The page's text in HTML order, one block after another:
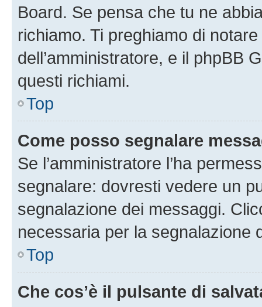
Board. Se pensa che tu ne
richiamo. Ti preghiamo di
dell’amministratore, e il phpBB
questi richiami.
Top
Come posso segnalare
Se l’amministratore l’ha
segnalare: dovresti vedere un
segnalazione dei messaggi.
necessaria per la segnalazione
Top
Che cos’è il pulsante di